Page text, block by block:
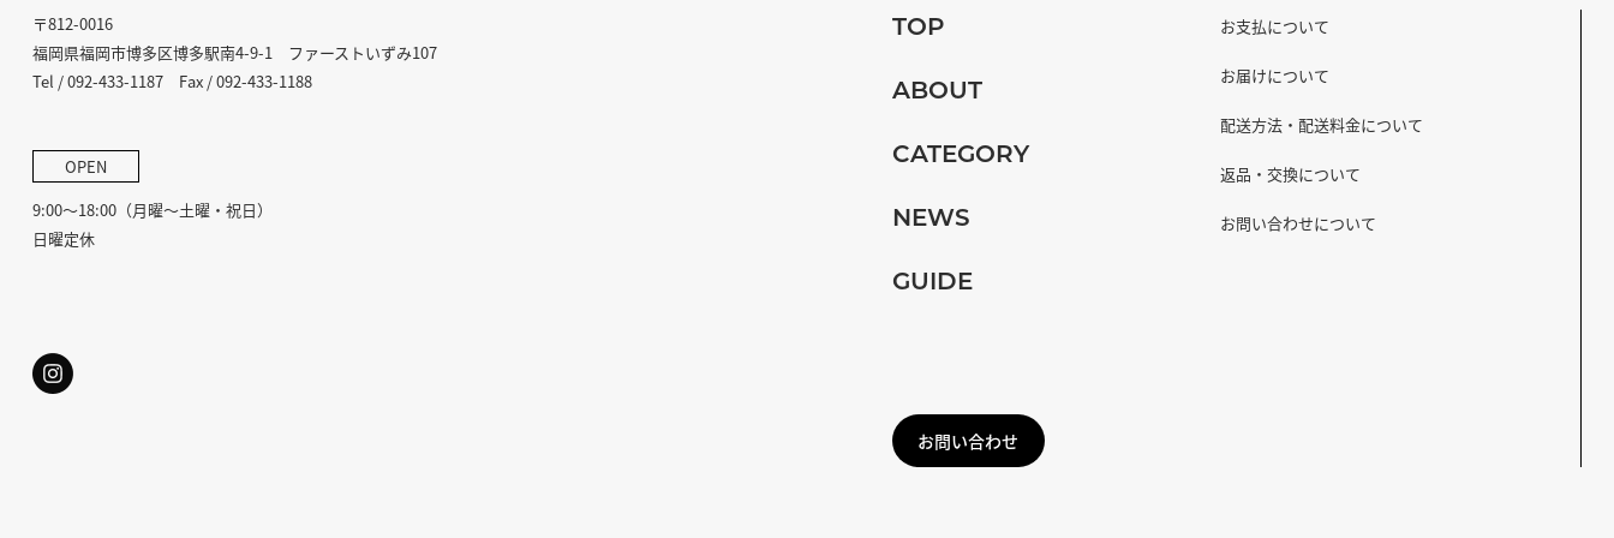
〒812-0016
福岡県福岡市博多区博多駅南4-9-1 ファーストいずみ107
Tel / 092-433-1187 Fax / 092-433-1188
OPEN
9:00〜18:00（月曜〜土曜・祝日）
日曜定休
TOP
ABOUT
CATEGORY
NEWS
GUIDE
お支払について
お届けについて
配送方法・配送料金について
返品・交換について
お問い合わせについて
お問い合わせ